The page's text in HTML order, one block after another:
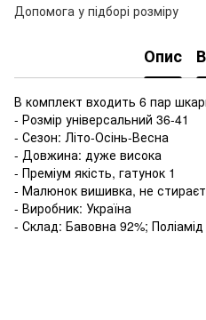
Допомога у підборі розміру
Опис
В комплект входить 6 пар
- Розмір універсальний 36-41
- Сезон: Літо-Осінь-Весна
- Довжина: дуже висока
- Преміум якість, гатунок 1
- Малюнок вишивка, не
- Виробник: Україна
- Склад: Бавовна 92%;